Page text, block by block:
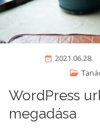
2021.06.28.
WordPress
megadása